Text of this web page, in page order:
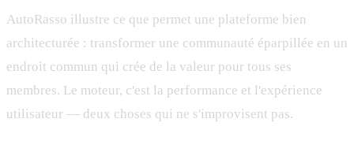
AutoRasso illustre ce que permet une plateforme bien
architecturée : transformer une communauté éparpillée en un
endroit commun qui crée de la valeur pour tous ses
membres. Le moteur, c'est la performance et l'expérience
utilisateur — deux choses qui ne s'improvisent pas.